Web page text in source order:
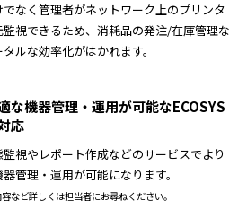
なく管理者がネットワーク上のプリンタ
監視できるため、消耗品の発注/在庫管理な
ルな効率化がはかれます。
な機器管理・運用が可能なECOSYS
応
視やレポート作成などのサービスでより
管理・運用が可能になります。
など詳しくは担当者にお尋ねください。